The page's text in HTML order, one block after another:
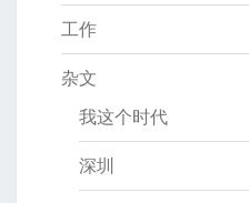
工作
杂文
我这个时代
深圳